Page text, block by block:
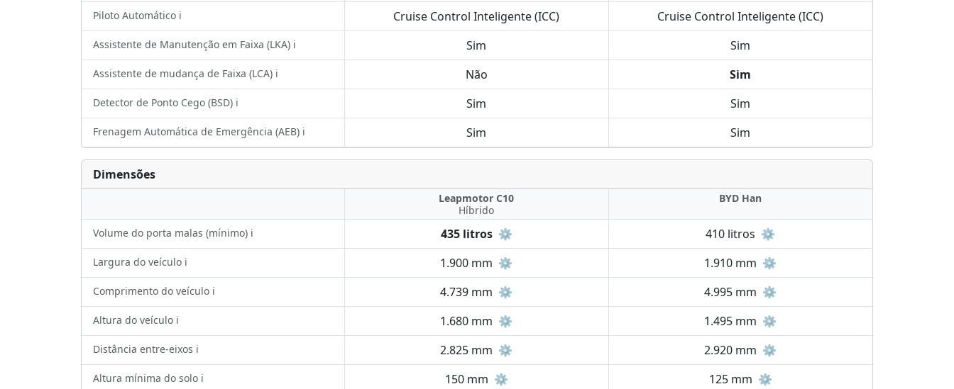
Piloto Automático ℹ️ Cruise Control Inteligente (ICC) Cruise Control Inteligente (ICC)
Assistente de Manutenção em Faixa (LKA) ℹ️ Sim Sim
Assistente de mudança de Faixa (LCA) ℹ️ Não Sim
Detector de Ponto Cego (BSD) ℹ️ Sim Sim
Frenagem Automática de Emergência (AEB) ℹ️ Sim Sim
Dimensões
Leapmotor C10
Híbrido
BYD Han
Volume do porta malas (mínimo) ℹ️ 435 litros ⚙️ 410 litros ⚙️
Largura do veículo ℹ️ 1.900 mm ⚙️ 1.910 mm ⚙️
Comprimento do veículo ℹ️ 4.739 mm ⚙️ 4.995 mm ⚙️
Altura do veículo ℹ️ 1.680 mm ⚙️ 1.495 mm ⚙️
Distância entre-eixos ℹ️ 2.825 mm ⚙️ 2.920 mm ⚙️
Altura mínima do solo ℹ️ 150 mm ⚙️ 125 mm ⚙️